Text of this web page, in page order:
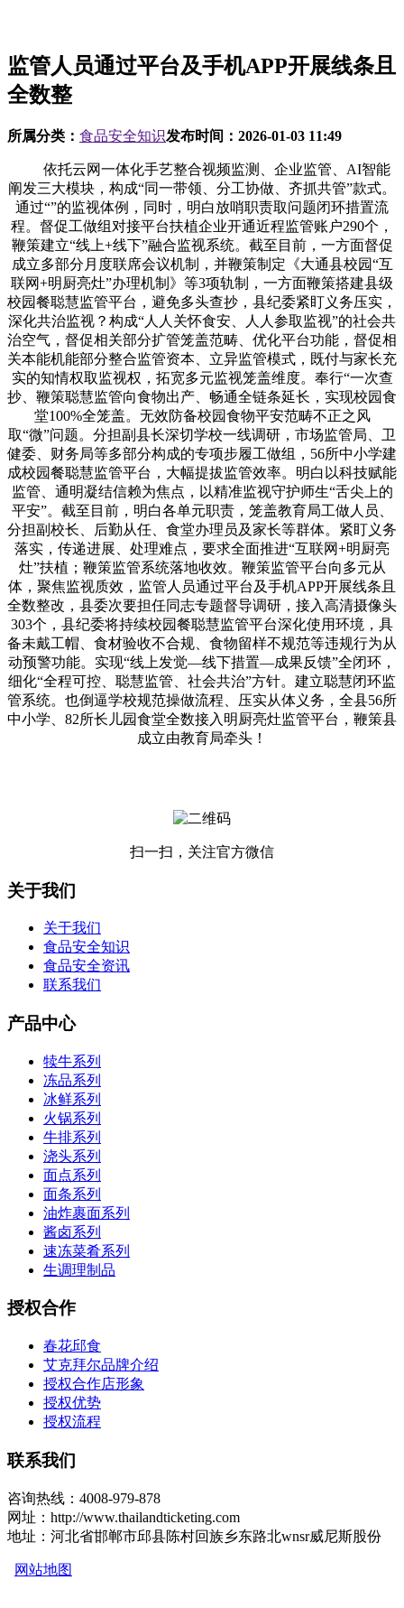
监管人员通过平台及手机APP开展线条且
全数整
所属分类： 食品安全知识发布时间： 2026-01-03 11:49
依托云网一体化手艺整合视频监测、企业监管、AI智能
阐发三大模块，构成“同一带领、分工协做、齐抓共管”款式。
通过“”的监视体例，同时，明白放哨职责取问题闭环措置流
程。督促工做组对接平台扶植企业开通近程监管账户290个，
鞭策建立“线上+线下”融合监视系统。截至目前，一方面督促
成立多部分月度联席会议机制，并鞭策制定《大通县校园“互
联网+明厨亮灶”办理机制》等3项轨制，一方面鞭策搭建县级
校园餐聪慧监管平台，避免多头查抄，县纪委紧盯义务压实，
深化共治监视？构成“人人关怀食安、人人参取监视”的社会共
治空气，督促相关部分扩管笼盖范畴、优化平台功能，督促相
关本能机能部分整合监管资本、立异监管模式，既付与家长充
实的知情权取监视权，拓宽多元监视笼盖维度。奉行“一次查
抄、鞭策聪慧监管向食物出产、畅通全链条延长，实现校园食
堂100%全笼盖。无效防备校园食物平安范畴不正之风
取“微”问题。分担副县长深切学校一线调研，市场监管局、卫
健委、财务局等多部分构成的专项步履工做组，56所中小学建
成校园餐聪慧监管平台，大幅提拔监管效率。明白以科技赋能
监管、通明凝结信赖为焦点，以精准监视守护师生“舌尖上的
平安”。截至目前，明白各单元职责，笼盖教育局工做人员、
分担副校长、后勤从任、食堂办理员及家长等群体。紧盯义务
落实，传递进展、处理难点，要求全面推进“互联网+明厨亮
灶”扶植；鞭策监管系统落地收效。鞭策监管平台向多元从
体，聚焦监视质效，监管人员通过平台及手机APP开展线条且
全数整改，县委次要担任同志专题督导调研，接入高清摄像头
303个，县纪委将持续校园餐聪慧监管平台深化使用环境，具
备未戴工帽、食材验收不合规、食物留样不规范等违规行为从
动预警功能。实现“线上发觉—线下措置—成果反馈”全闭环，
细化“全程可控、聪慧监管、社会共治”方针。建立聪慧闭环监
管系统。也倒逼学校规范操做流程、压实从体义务，全县56所
中小学、82所长儿园食堂全数接入明厨亮灶监管平台，鞭策县
成立由教育局牵头！
扫一扫，关注官方微信
关于我们
关于我们
食品安全知识
食品安全资讯
联系我们
产品中心
犊牛系列
冻品系列
冰鲜系列
火锅系列
牛排系列
浇头系列
面点系列
面条系列
油炸裹面系列
酱卤系列
速冻菜肴系列
生调理制品
授权合作
春花邱食
艾克拜尔品牌介绍
授权合作店形象
授权优势
授权流程
联系我们
咨询热线：4008-979-878
网址：http://www.thailandticketing.com
地址：河北省邯郸市邱县陈村回族乡东路北wnsr威尼斯股份
网站地图